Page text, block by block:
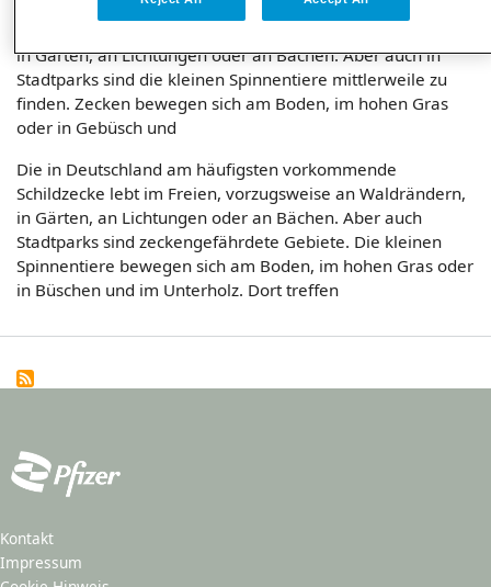
Die in Deutschland am häufigsten vorkommende
in Gärten, an Lichtungen oder an Bächen. Aber auch in
Stadtparks sind die kleinen Spinnentiere mittlerweile zu
finden. Zecken bewegen sich am Boden, im hohen Gras
oder in Gebüsch und
Die in Deutschland am häufigsten vorkommende
Schildzecke lebt im Freien, vorzugsweise an Waldrändern,
in Gärten, an Lichtungen oder an Bächen. Aber auch
Stadtparks sind zeckengefährdete Gebiete. Die kleinen
Spinnentiere bewegen sich am Boden, im hohen Gras oder
in Büschen und im Unterholz. Dort treffen
Kontakt
Impressum